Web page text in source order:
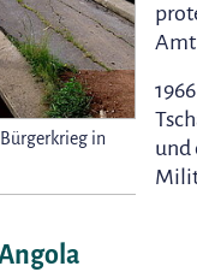
in
Amt
und